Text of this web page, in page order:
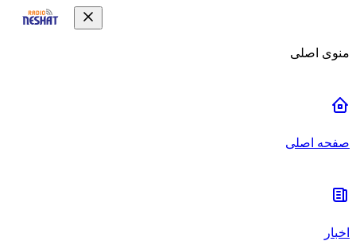
منوی اصلی
صفحه اصلی
اخبار